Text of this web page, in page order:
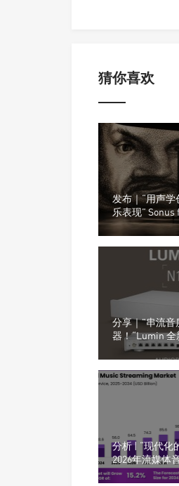
猜你喜欢
发布｜“用声
乐表现”
全新的
分享｜”串流音
器！“Lumin 全
网络交换机正
分析 | “现代化
2026年流媒体
Fi（高保真）